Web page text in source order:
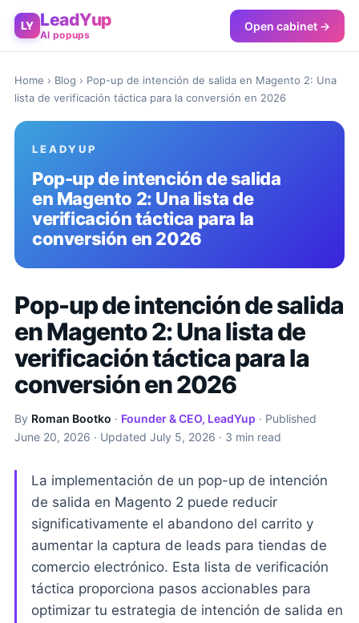
LY LeadYup
AI popups
Open cabinet →
Home › Blog › Pop-up de intención de salida en Magento 2: Una
lista de verificación táctica para la conversión en 2026
LEADYUP
Pop-up de intención de salida
en Magento 2: Una lista de
verificación táctica para la
conversión en 2026
Pop-up de intención de salida
en Magento 2: Una lista de
verificación táctica para la
conversión en 2026
By Roman Bootko · Founder & CEO, LeadYup · Published
June 20, 2026 · Updated July 5, 2026 · 3 min read
La implementación de un pop-up de intención
de salida en Magento 2 puede reducir
significativamente el abandono del carrito y
aumentar la captura de leads para tiendas de
comercio electrónico. Esta lista de verificación
táctica proporciona pasos accionables para
optimizar tu estrategia de intención de salida en